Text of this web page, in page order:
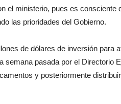
el ministerio, pues es
las prioridades del Gobierno.
de dólares de inversión para
semana pasada por el Directorio
y posteriormente